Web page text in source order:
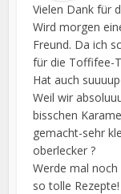
Vielen Dank für
Wird morgen
Freund. Da ich
für die Toffifee-
Hat auch
Weil wir
bisschen
gemacht-sehr
oberlecker ?
Werde mal
so tolle Rezepte!